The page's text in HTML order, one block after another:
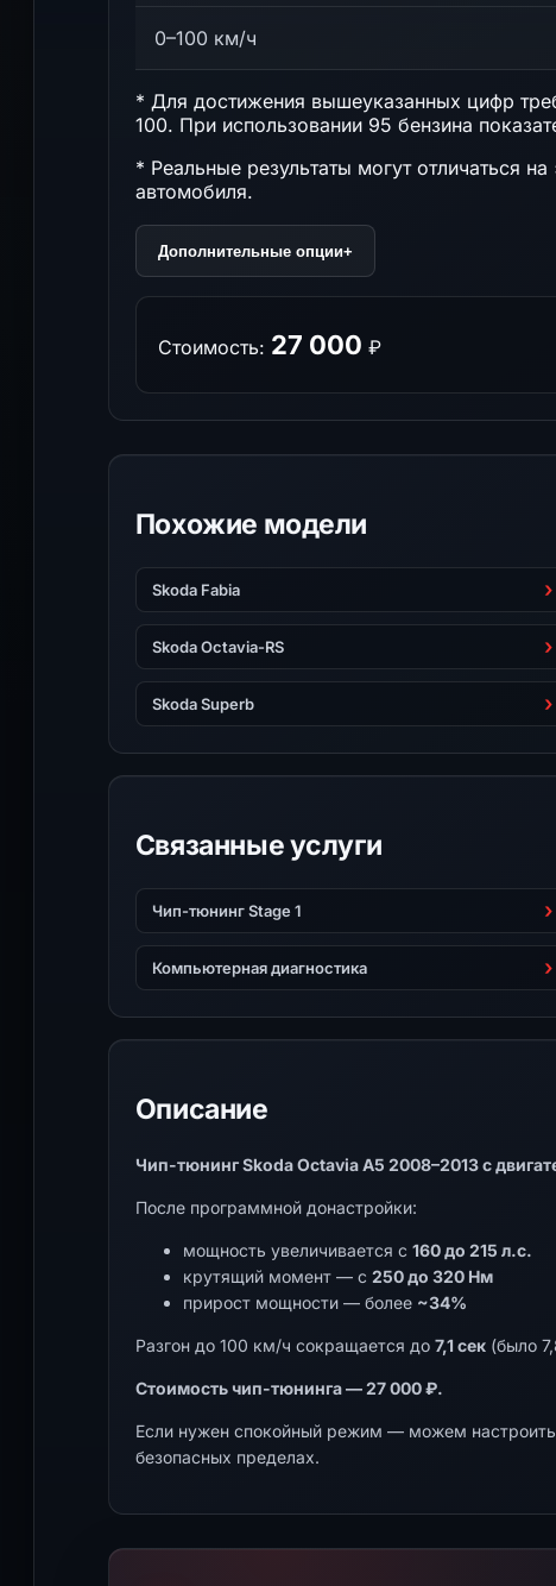
0–100 км/ч
* Для достижения вышеуказанных цифр
100. При использовании 95 бензина
* Реальные результаты могут отличаться
автомобиля.
Дополнительные опции+
Стоимость: 27 000 ₽
Похожие модели
Skoda Fabia
Skoda Octavia-RS
Skoda Superb
Связанные услуги
Чип-тюнинг Stage 1
Компьютерная диагностика
Описание
Чип-тюнинг Skoda Octavia A5 2008–2013 с
После программной донастройки:
мощность увеличивается с 160 до 215 л.с.
крутящий момент — с 250 до 320 Нм
прирост мощности — более ~34%
Разгон до 100 км/ч сокращается до 7,1 сек(было
Стоимость чип-тюнинга — 27 000 ₽.
Если нужен спокойный режим — можем
безопасных пределах.